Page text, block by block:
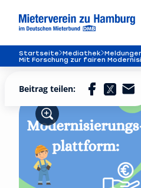
Startseite Mediathek
Mit Forschung zur fairen
Beitrag teilen: